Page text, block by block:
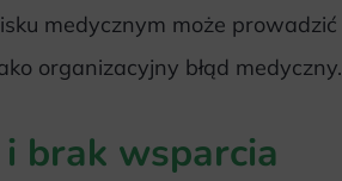
medycznym może prowadzić
organizacyjny błąd medyczny.
brak wsparcia